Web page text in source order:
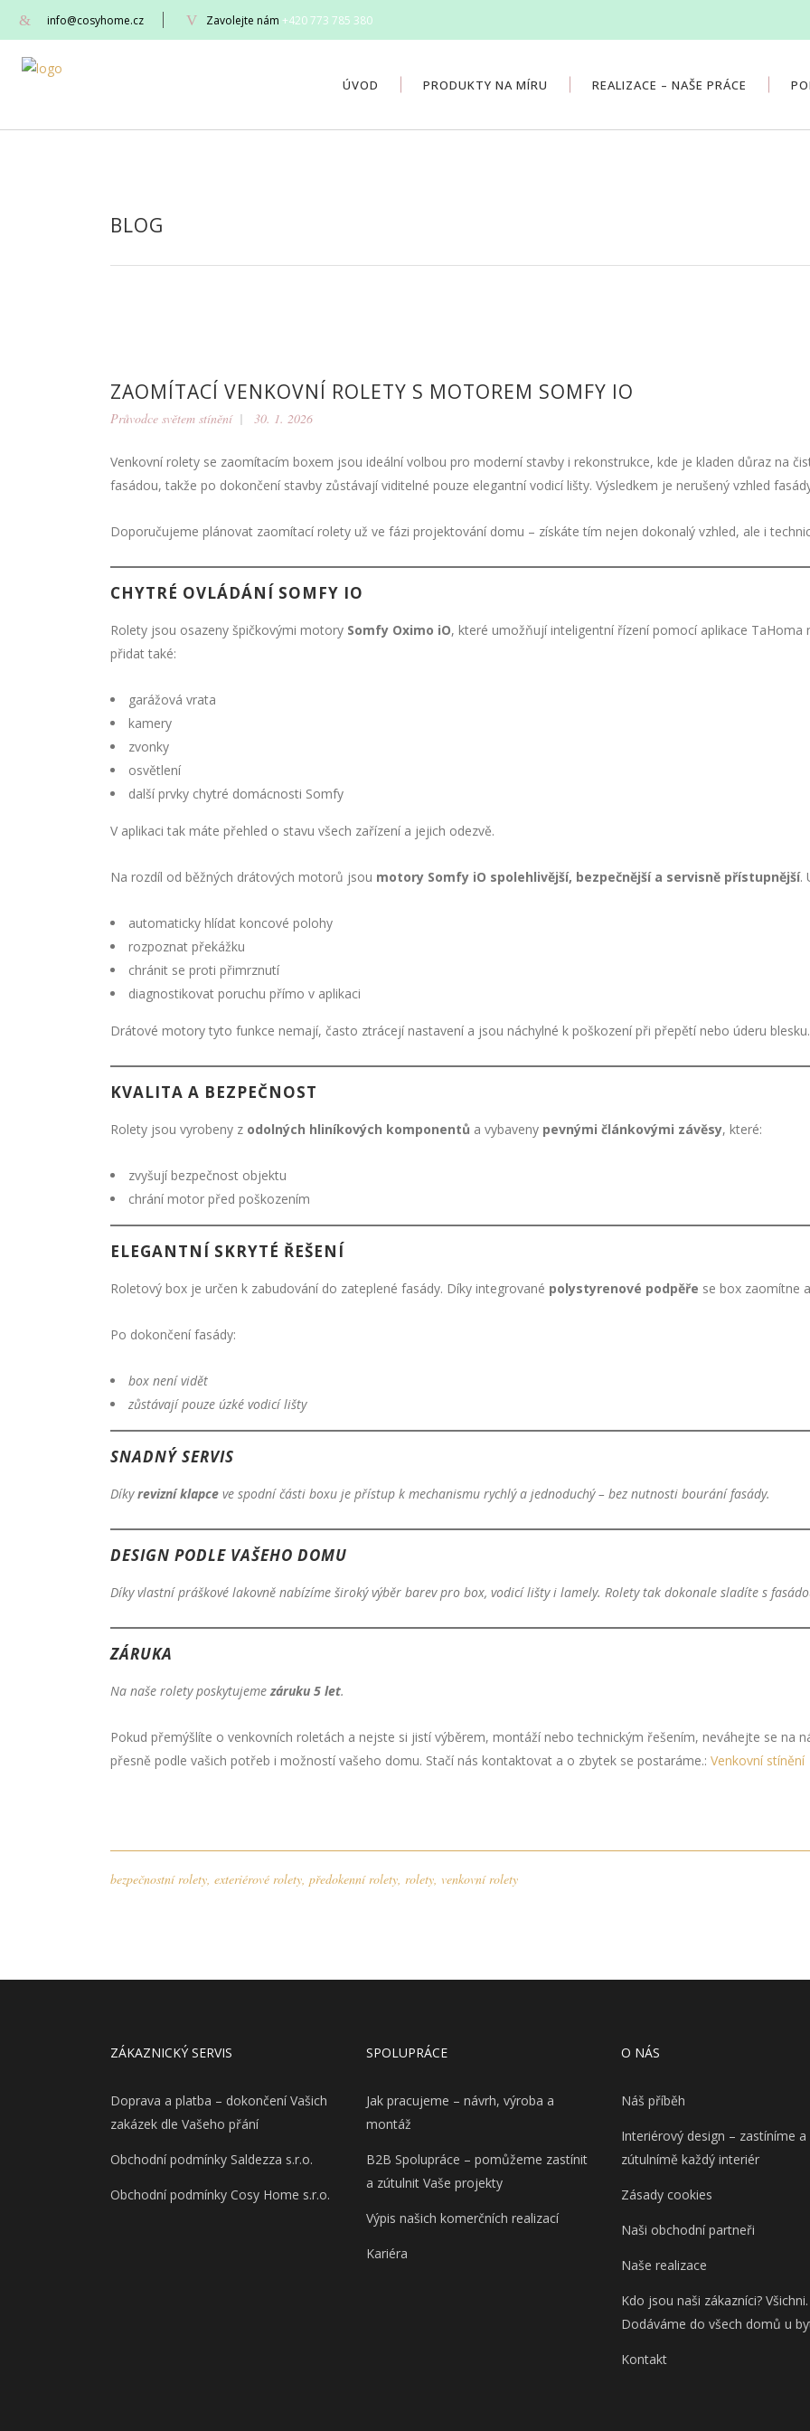
info@cosyhome.cz Zavolejte nám +420 773 785 380
ÚVOD PRODUKTY NA MÍRU REALIZACE – NAŠE PRÁCE
BLOG
ZAOMÍTACÍ VENKOVNÍ ROLETY S MOTOREM SOMFY IO
Průvodce světem stínění 30. 1. 2026
Venkovní rolety se zaomítacím boxem jsou ideální volbou pro moderní stavby i rekonstrukce, kde je kladen důraz na
fasádou, takže po dokončení stavby zůstávají viditelné pouze elegantní vodicí lišty. Výsledkem je nerušený vzhled
Doporučujeme plánovat zaomítací rolety už ve fázi projektování domu – získáte tím nejen dokonalý vzhled, ale i
CHYTRÉ OVLÁDÁNÍ SOMFY IO
Rolety jsou osazeny špičkovými motory Somfy Oximo iO, které umožňují inteligentní řízení pomocí aplikace
přidat také:
garážová vrata
kamery
zvonky
osvětlení
další prvky chytré domácnosti Somfy
V aplikaci tak máte přehled o stavu všech zařízení a jejich odezvě.
Na rozdíl od běžných drátových motorů jsou motory Somfy iO spolehlivější, bezpečnější a servisně přístupnější.
automaticky hlídat koncové polohy
rozpoznat překážku
chránit se proti přimrznutí
diagnostikovat poruchu přímo v aplikaci
Drátové motory tyto funkce nemají, často ztrácejí nastavení a jsou náchylné k poškození při přepětí nebo úderu blesku.
KVALITA A BEZPEČNOST
Rolety jsou vyrobeny z odolných hliníkových komponentů a vybaveny pevnými článkovými závěsy, které:
zvyšují bezpečnost objektu
chrání motor před poškozením
ELEGANTNÍ SKRYTÉ ŘEŠENÍ
Roletový box je určen k zabudování do zateplené fasády. Díky integrované polystyrenové podpěře se box zaomítne
Po dokončení fasády:
box není vidět
zůstávají pouze úzké vodicí lišty
SNADNÝ SERVIS
Díkyrevizní klapce ve spodní části boxu je přístup k mechanismu rychlý a jednoduchý – bez nutnosti bourání fasády.
DESIGN PODLE VAŠEHO DOMU
Díky vlastní práškové lakovně nabízíme široký výběr barev pro box, vodicí lišty i lamely. Rolety tak dokonale sladíte s
ZÁRUKA
Na naše rolety poskytujemezáruku 5 let.
Pokud přemýšlíte o venkovních roletách a nejste si jistí výběrem, montáží nebo technickým řešením, neváhejte se na
přesně podle vašich potřeb i možností vašeho domu. Stačí nás kontaktovat a o zbytek se postaráme.: Venkovní
bezpečnostní rolety, exteriérové rolety, předokenní rolety, rolety, venkovní rolety
ZÁKAZNICKÝ SERVIS
Doprava a platba – dokončení Vašich
zakázek dle Vašeho přání
Obchodní podmínky Saldezza s.r.o.
Obchodní podmínky Cosy Home s.r.o.
SPOLUPRÁCE
Jak pracujeme – návrh, výroba a
montáž
B2B Spolupráce – pomůžeme zastínit
a zútulnit Vaše projekty
Výpis našich komerčních realizací
Kariéra
O NÁS
Náš příběh
Interiérový design – zastíníme a
zútulnímě každý interiér
Zásady cookies
Naši obchodní partneři
Naše realizace
Kdo jsou naši zákazníci? Všichni.
Dodáváme do všech domů u
Kontakt